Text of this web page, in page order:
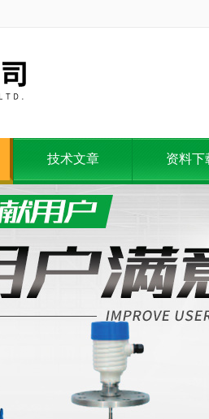
技术文章 资料下